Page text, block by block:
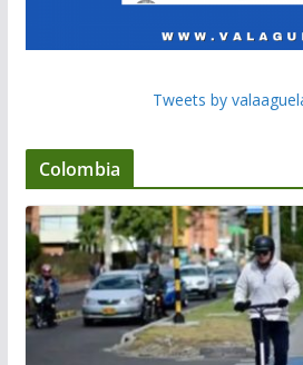
Tweets by
Colombia